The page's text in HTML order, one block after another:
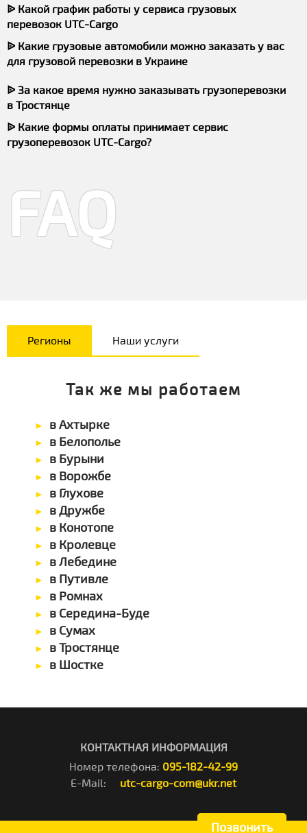
ᐉ Какой график работы у сервиса грузовых
перевозок UTC-Cargo
ᐉ Какие грузовые автомобили можно заказать у вас
для грузовой перевозки в Украине
ᐉ За какое время нужно заказывать грузоперевозки
в Тростянце
ᐉ Какие формы оплаты принимает сервис
грузоперевозок UTC-Cargo?
FAQ
Регионы Наши услуги
Так же мы работаем
в Ахтырке
в Белополье
в Бурыни
в Ворожбе
в Глухове
в Дружбе
в Конотопе
в Кролевце
в Лебедине
в Путивле
в Ромнах
в Середина-Буде
в Сумах
в Тростянце
в Шостке
КОНТАКТНАЯ ИНФОРМАЦИЯ
Номер телефона: 095-182-42-99
E-Mail: utc-cargo-com@ukr.net
Позвонить